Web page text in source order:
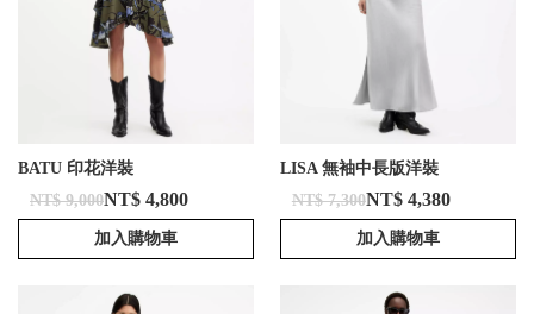
BATU 印花洋裝
NT$ 9,000NT$ 4,800
加入購物車
LISA 無袖中長版洋裝
NT$ 7,300NT$ 4,380
加入購物車